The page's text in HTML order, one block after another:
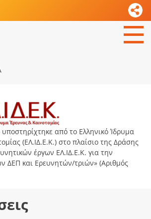
υποστηρίχτηκε από το Ελληνικό Ίδρυμα
(ΕΛ.ΙΔ.Ε.Κ.) στο πλαίσιο της Δράσης
έργων ΕΛ.ΙΔ.Ε.Κ. για την
ΔΕΠ και Ερευνητών/τριών» (Αριθμός